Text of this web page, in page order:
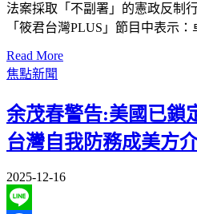
法案採取「不副署」的憲政反制
「筱君台灣PLUS」節目中表示
Read More
焦點新聞
余茂春警告:美國已鎖
台灣自我防務成美方
2025-12-16